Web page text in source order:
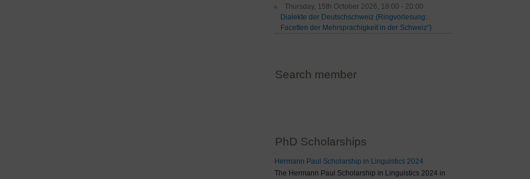
Thursday, 15th October 2026, 18:00 - 20:00
Dialekte der Deutschschweiz (Ringvorlesung:
Facetten der Mehrsprachigkeit in der Schweiz")
Search member
PhD Scholarships
Hermann Paul Scholarship in Linguistics 2024
The Hermann Paul Scholarship in Linguistics 2024 in